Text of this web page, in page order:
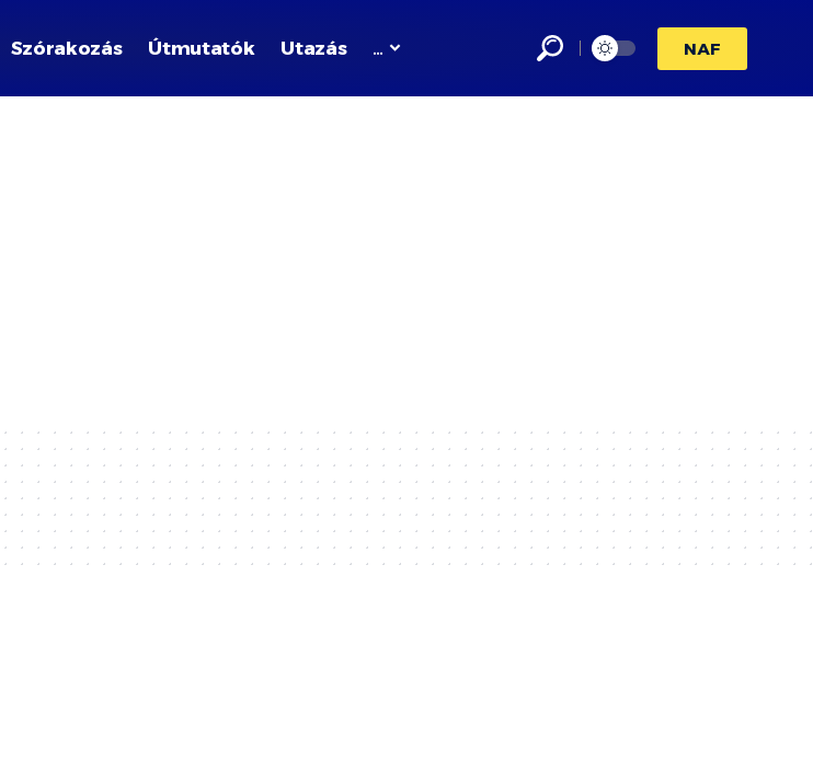
Szórakozás Útmutatók Utazás … NAF